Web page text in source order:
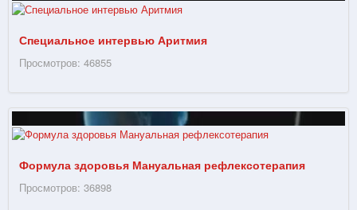
Специальное интервью Аритмия
Просмотров: 46855
Формула здоровья Мануальная рефлексотерапия
Просмотров: 36898